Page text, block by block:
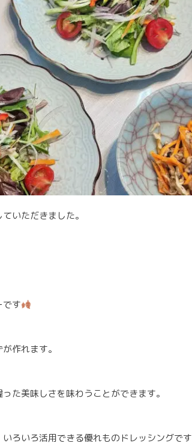
いただきました。
です
作れます。
た美味しさを味わうことができます。
ろいろ活用できる優れものドレッシングです